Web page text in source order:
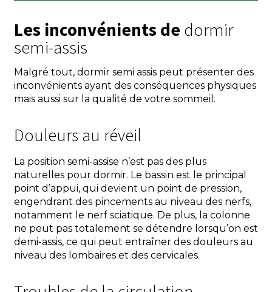
Les inconvénients de dormir
semi-assis
Malgré tout, dormir semi assis peut présenter des
inconvénients ayant des conséquences physiques
mais aussi sur la qualité de votre sommeil.
Douleurs au réveil
La position semi-assise n’est pas des plus
naturelles pour dormir. Le bassin est le principal
point d’appui, qui devient un point de pression,
engendrant des pincements au niveau des nerfs,
notamment le nerf sciatique. De plus, la colonne
ne peut pas totalement se détendre lorsqu’on est
demi-assis, ce qui peut entraîner des douleurs au
niveau des lombaires et des cervicales.